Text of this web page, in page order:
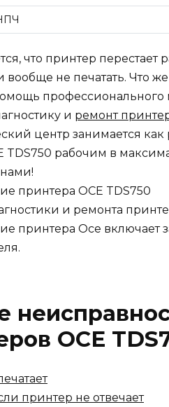
что принтер
вообще не печатать. Что
профессионального
и ремонт
центр занимается
TDS750 рабочим в
принтера OCE TDS750
и ремонта
принтера Oce включает
OCE
принтер не отвечает